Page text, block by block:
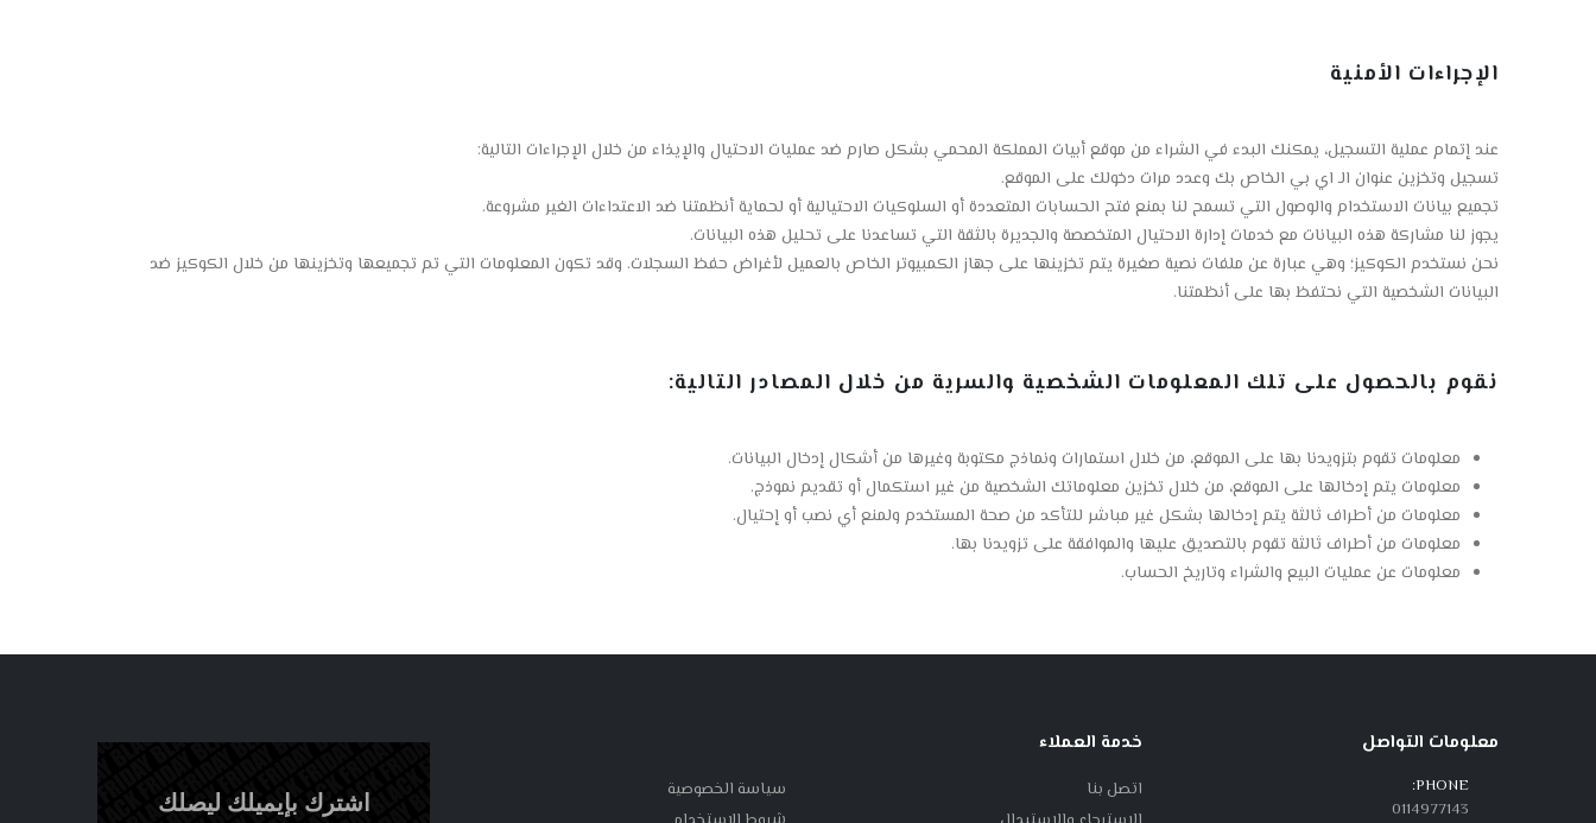
الإجراءات الأمنية
عند إتمام عملية التسجيل، يمكنك البدء في الشراء من موقع أبيات المملكة المحمي بشكل صارم ضد عمليات الاحتيال والإيذاء من خلال الإجراءات التالية:
تسجيل وتخزين عنوان الـ اي بي الخاص بك وعدد مرات دخولك على الموقع.
تجميع بيانات الاستخدام والوصول التي تسمح لنا بمنع فتح الحسابات المتعددة أو السلوكيات الاحتيالية أو لحماية أنظمتنا ضد الاعتداءات الغير مشروعة.
يجوز لنا مشاركة هذه البيانات مع خدمات إدارة الاحتيال المتخصصة والجديرة بالثقة التي تساعدنا على تحليل هذه البيانات.
نحن نستخدم الكوكيز؛ وهي عبارة عن ملفات نصية صغيرة يتم تخزينها على جهاز الكمبيوتر الخاص بالعميل لأغراض حفظ السجلات. وقد تكون المعلومات التي تم تجميعها وتخزينها من خلال الكوكيز ضد
البيانات الشخصية التي نحتفظ بها على أنظمتنا.
نقوم بالحصول على تلك المعلومات الشخصية والسرية من خلال المصادر التالية:
معلومات تقوم بتزويدنا بها على الموقع، من خلال استمارات ونماذج مكتوبة وغيرها من أشكال إدخال البيانات.
معلومات يتم إدخالها على الموقع، من خلال تخزين معلوماتك الشخصية من غير استكمال أو تقديم نموذج.
معلومات من أطراف ثالثة يتم إدخالها بشكل غير مباشر للتأكد من صحة المستخدم ولمنع أي نصب أو إحتيال.
معلومات من أطراف ثالثة تقوم بالتصديق عليها والموافقة على تزويدنا بها.
معلومات عن عمليات البيع والشراء وتاريخ الحساب.
معلومات التواصل
PHONE:
0114977143
خدمة العملاء
اتصل بنا
سياسة الخصوصية
اشترك بإيميلك ليصلك